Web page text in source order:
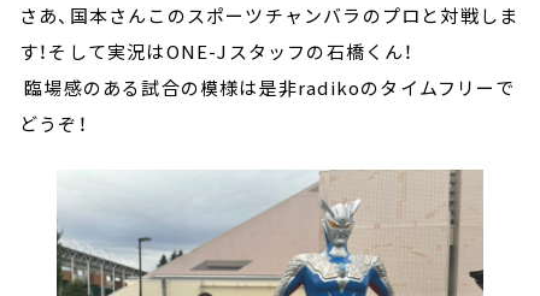
さあ、国本さんこのスポーツチャンバラのプロと対戦しま
す！そして実況はONE-Jスタッフの石橋くん！
臨場感のある試合の模様は是非radikoのタイムフリーで
どうぞ！